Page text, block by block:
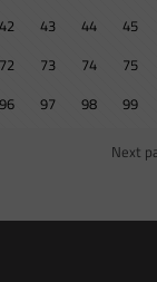
42 43 44 45
72 73 74 75
96 97 98 99
Next